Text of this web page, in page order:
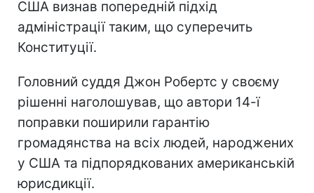
США визнав попередній підхід
адміністрації таким, що суперечить
Конституції.
Головний суддя Джон Робертс у своєму
рішенні наголошував, що автори 14-ї
поправки поширили гарантію
громадянства на всіх людей, народжених
у США та підпорядкованих американській
юрисдикції.